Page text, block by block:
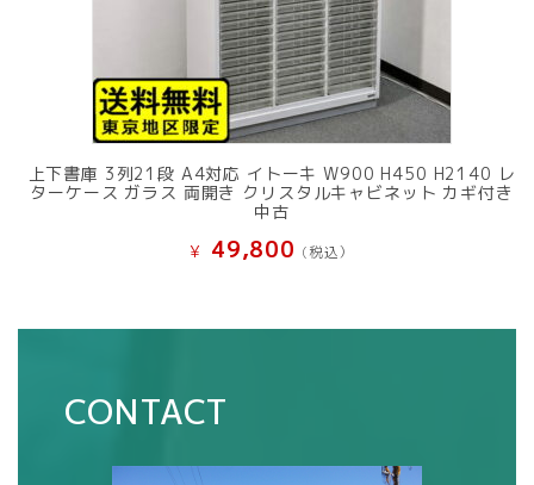
上下書庫 3列21段 A4対応 イトーキ W900 H450 H2140 レ
ターケース ガラス 両開き クリスタルキャビネット カギ付き
中古
¥ 49,800 (税込）
CONTACT